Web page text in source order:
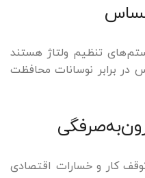
تنظیم ولتاژ هستند
در برابر نوسانات محافظت
توقف کار و خسارات اقتصادی